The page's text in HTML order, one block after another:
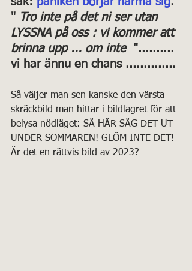
" Tro inte på det ni ser utan
LYSSNA på oss : vi kommer att
brinna upp ... om inte
  "..........
vi har ännu en chans ..............
Så väljer man sen kanske den värsta
skräckbild man hittar i bildlagret för att
belysa nödläget: SÅ HÄR SÅG DET UT
UNDER SOMMAREN! GLÖM INTE DET!
Är det en rättvis bild av 2023?